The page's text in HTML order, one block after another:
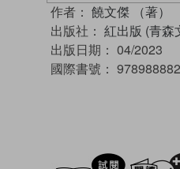
作者： 饒文傑 （著）
出版社： 紅出版 (青森
出版日期： 04/2023
國際書號：
試閲